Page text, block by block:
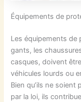
Équipements de
Les équipements de
gants, les
casques, doivent
véhicules lourds ou
Bien qu’ils ne
par la loi, ils